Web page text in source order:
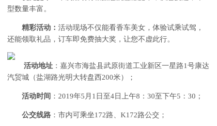
型数量丰富。
精彩活动： 活动现场不仅能看香车美女，体验试乘试驾，
还能领取礼品，订车即免费抽大奖，让您不虚此行。​
活动地址 ：嘉兴市海盐县武原街道工业新区一星路1号康达
汽贸城（盐湖路光明大转盘西200米）；
活动时间 ：2019年5月1日至4日上午8：30至下午5：30；
公交线路 ：市内可乘坐172路、K172路公交；